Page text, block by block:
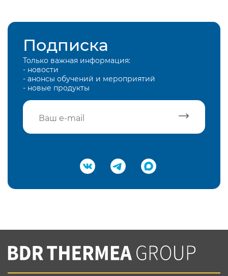
Подписка
Только важная информация:
- новости
- анонсы обучений и мероприятий
- новые продукты
Подтвердить e-mail
Вы соглашаетесь с нашей политикой
конфеденциальности